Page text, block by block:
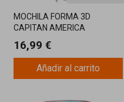
MOCHILA FORMA 3D
CAPITAN AMERICA
16,99 €
Añadir al carrito